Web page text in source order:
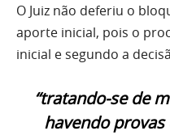
O Juiz não deferiu o
aporte inicial, pois o
inicial e segundo a
“tratando-se de
havendo